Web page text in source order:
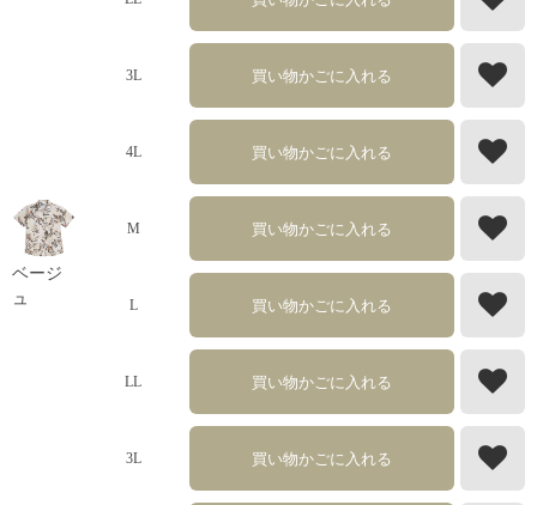
3L 買い物かごに入れる
4L 買い物かごに入れる
ベージ
ュ
M 買い物かごに入れる
L 買い物かごに入れる
LL 買い物かごに入れる
3L 買い物かごに入れる